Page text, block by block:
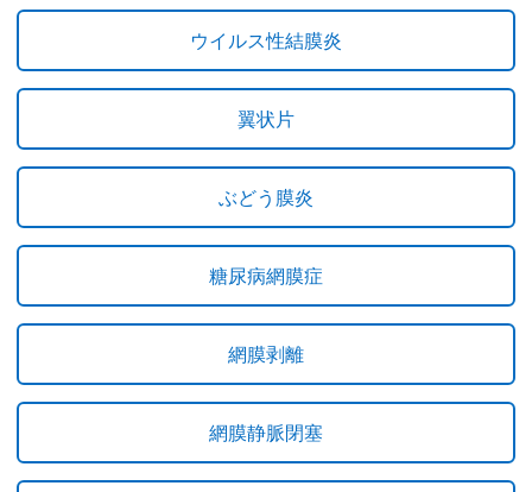
ウイルス性結膜炎
翼状片
ぶどう膜炎
糖尿病網膜症
網膜剥離
網膜静脈閉塞